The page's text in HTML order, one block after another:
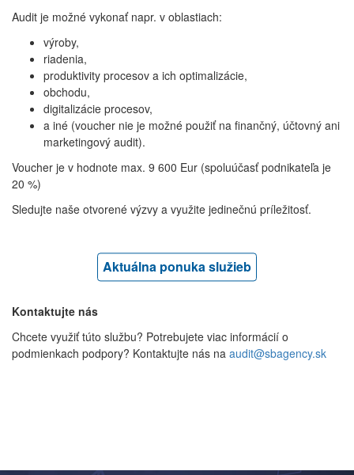
Audit je možné vykonať napr. v oblastiach:
výroby,
riadenia,
produktivity procesov a ich optimalizácie,
obchodu,
digitalizácie procesov,
a iné (voucher nie je možné použiť na finančný, účtovný ani
marketingový audit).
Voucher je v hodnote max. 9 600 Eur (spoluúčasť podnikateľa je
20 %)
Sledujte naše otvorené výzvy a využite jedinečnú príležitosť.
Aktuálna ponuka služieb
Kontaktujte nás
Chcete využiť túto službu? Potrebujete viac informácií o
podmienkach podpory? Kontaktujte nás na audit@sbagency.sk